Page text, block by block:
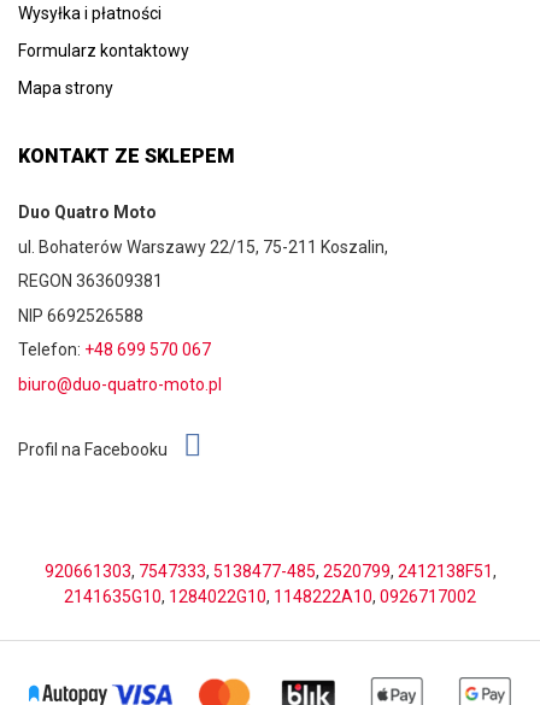
Wysyłka i płatności
Formularz kontaktowy
Mapa strony
KONTAKT ZE SKLEPEM
Duo Quatro Moto
ul. Bohaterów Warszawy 22/15, 75-211 Koszalin,
REGON 363609381
NIP 6692526588
Telefon: +48 699 570 067
biuro@duo-quatro-moto.pl
Profil na Facebooku
920661303, 7547333, 5138477-485, 2520799, 2412138F51,
2141635G10, 1284022G10, 1148222A10, 0926717002